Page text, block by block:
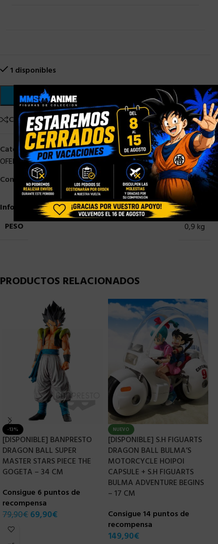
1 disponibles
AÑADIR AL CARRITO
Comparar Añadir a la lista de deseos
Categorías:MASTERS OF THE UNIVERSE STOCK,MATTEL,
OFERTAS,STOCK/DISPONIBLE
SUPERHEROES
Compartir:
Información adicional
PESO
0,9 kg
PRODUCTOS RELACIONADOS
-13%
[DISPONIBLE] BANPRESTO
DRAGON BALL SUPER
MASTER STARS PIECE THE
GOGETA – 34 CM
Consigue 6 puntos de
recompensa
79,90€ 69,90€
NUEVO
[DISPONIBLE] S.H FIGUARTS
DRAGON BALL BULMA’S
MOTORCYCLE HOIPOI
CAPSULE + S.H FIGUARTS
BULMA ADVENTURE BEGINS
– 17 CM
Consigue 14 puntos de
recompensa
149,90€
×